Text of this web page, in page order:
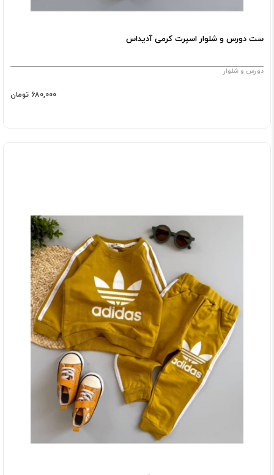
ست دورس و شلوار اسپرت کرمی آدیداس
دورس و شلوار
680,000 تومان